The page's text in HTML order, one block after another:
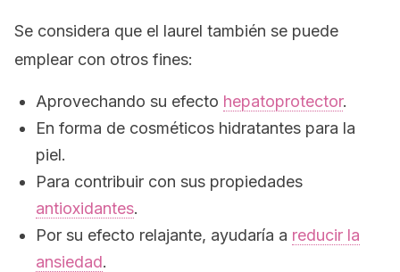
Se considera que el laurel también se puede
emplear con otros fines:
Aprovechando su efecto hepatoprotector.
En forma de cosméticos hidratantes para la
piel.
Para contribuir con sus propiedades
antioxidantes.
Por su efecto relajante, ayudaría a reducir la
ansiedad.